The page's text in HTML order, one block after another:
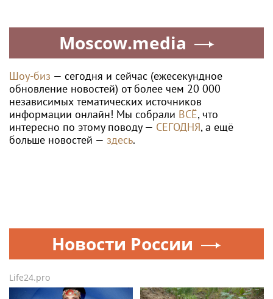
Moscow.media
Шоу-биз — сегодня и сейчас (ежесекундное
обновление новостей) от более чем 20 000
независимых тематических источников
информации онлайн! Мы собрали ВСЁ, что
интересно по этому поводу — СЕГОДНЯ, а ещё
больше новостей — здесь.
Новости России
Life24.pro